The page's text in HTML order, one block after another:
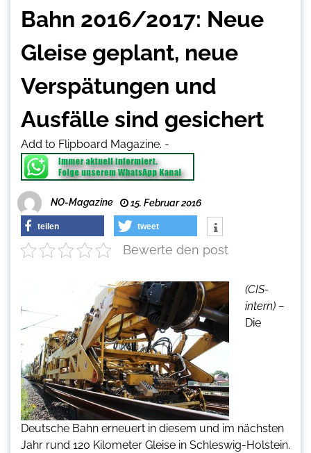
Bahn 2016/2017: Neue
Gleise geplant, neue
Verspätungen und
Ausfälle sind gesichert
Add to Flipboard Magazine. -
NO-Magazine 15. Februar 2016
teilen tweet
Bewerte den post
(CIS-
intern) –
Die
Deutsche Bahn erneuert in diesem und im nächsten
Jahr rund 120 Kilometer Gleise in Schleswig-Holstein.